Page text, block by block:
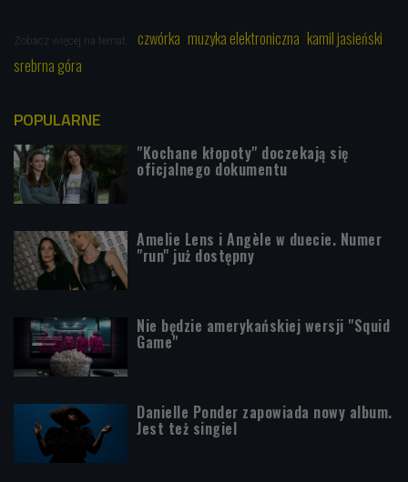
Zobacz więcej na temat: czwórka muzyka elektroniczna kamil jasieński
srebrna góra
POPULARNE
"Kochane kłopoty" doczekają się
oficjalnego dokumentu
Amelie Lens i Angèle w duecie. Numer
"run" już dostępny
Nie będzie amerykańskiej wersji "Squid
Game"
Danielle Ponder zapowiada nowy album.
Jest też singiel